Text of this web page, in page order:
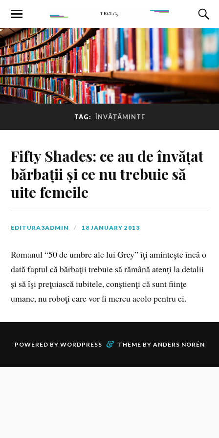
TAG: ÎNVĂȚĂMINTE
Fifty Shades: ce au de învățat
bărbații și ce nu trebuie să
uite femeile
EDITURA3ADMIN 18 JANUARY 2013
Romanul “50 de umbre ale lui Grey” îţi aminteşte încă o
dată faptul că bărbaţii trebuie să rămână atenţi la detalii
şi să îşi preţuiască iubitele, conştienţi că sunt fiinţe
umane, nu roboţi care vor fi mereu acolo pentru ei.
POWERED BY WORDPRESS & THEME BY ANDERS NORÉN